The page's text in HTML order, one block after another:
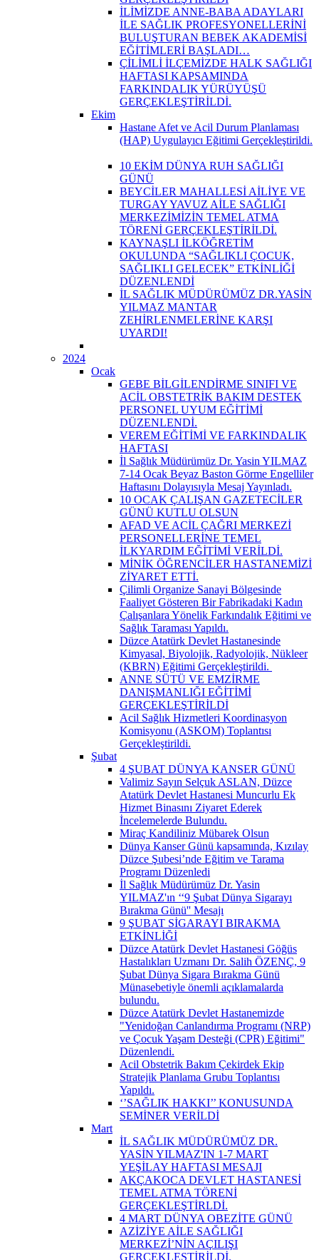
İLİMİZDE ANNE-BABA ADAYLARI
İLE SAĞLIK PROFESYONELLERİNİ
BULUŞTURAN BEBEK AKADEMİSİ
EĞİTİMLERİ BAŞLADI…
ÇİLİMLİ İLÇEMİZDE HALK SAĞLIĞI
HAFTASI KAPSAMINDA
FARKINDALIK YÜRÜYÜŞÜ
GERÇEKLEŞTİRİLDİ.
Ekim
Hastane Afet ve Acil Durum Planlaması
(HAP) Uygulayıcı Eğitimi Gerçekleştirildi.
10 EKİM DÜNYA RUH SAĞLIĞI
GÜNÜ
BEYCİLER MAHALLESİ AİLİYE VE
TURGAY YAVUZ AİLE SAĞLIĞI
MERKEZİMİZİN TEMEL ATMA
TÖRENİ GERÇEKLEŞTİRİLDİ.
KAYNAŞLI İLKÖĞRETİM
OKULUNDA “SAĞLIKLI ÇOCUK,
SAĞLIKLI GELECEK” ETKİNLİĞİ
DÜZENLENDİ
İL SAĞLIK MÜDÜRÜMÜZ DR.YASİN
YILMAZ MANTAR
ZEHİRLENMELERİNE KARŞI
UYARDI!
2024
Ocak
GEBE BİLGİLENDİRME SINIFI VE
ACİL OBSTETRİK BAKIM DESTEK
PERSONEL UYUM EĞİTİMİ
DÜZENLENDİ.
VEREM EĞİTİMİ VE FARKINDALIK
HAFTASI
İl Sağlık Müdürümüz Dr. Yasin YILMAZ
7-14 Ocak Beyaz Baston Görme Engelliler
Haftasını Dolayısıyla Mesaj Yayınladı.
10 OCAK ÇALIŞAN GAZETECİLER
GÜNÜ KUTLU OLSUN
AFAD VE ACİL ÇAĞRI MERKEZİ
PERSONELLERİNE TEMEL
İLKYARDIM EĞİTİMİ VERİLDİ.
MİNİK ÖĞRENCİLER HASTANEMİZİ
ZİYARET ETTİ.
Çilimli Organize Sanayi Bölgesinde
Faaliyet Gösteren Bir Fabrikadaki Kadın
Çalışanlara Yönelik Farkındalık Eğitimi ve
Sağlık Taraması Yapıldı.
Düzce Atatürk Devlet Hastanesinde
Kimyasal, Biyolojik, Radyolojik, Nükleer
(KBRN) Eğitimi Gerçekleştirildi. ​
ANNE SÜTÜ VE EMZİRME
DANIŞMANLIĞI EĞİTİMİ
GERÇEKLEŞTİRİLDİ
Acil Sağlık Hizmetleri Koordinasyon
Komisyonu (ASKOM) Toplantısı
Gerçekleştirildi.
Şubat
4 ŞUBAT DÜNYA KANSER GÜNÜ
Valimiz Sayın Selçuk ASLAN, Düzce
Atatürk Devlet Hastanesi Muncurlu Ek
Hizmet Binasını Ziyaret Ederek
İncelemelerde Bulundu.
Miraç Kandiliniz Mübarek Olsun
Dünya Kanser Günü kapsamında, Kızılay
Düzce Şubesi’nde Eğitim ve Tarama
Programı Düzenledi
İl Sağlık Müdürümüz Dr. Yasin
YILMAZ'ın ‘‘9 Şubat Dünya Sigarayı
Bırakma Günü'' Mesajı
9 ŞUBAT SİGARAYI BIRAKMA
ETKİNLİĞİ
Düzce Atatürk Devlet Hastanesi Göğüs
Hastalıkları Uzmanı Dr. Salih ÖZENÇ, 9
Şubat Dünya Sigara Bırakma Günü
Münasebetiyle önemli açıklamalarda
bulundu.
Düzce Atatürk Devlet Hastanemizde
"Yenidoğan Canlandırma Programı (NRP)
ve Çocuk Yaşam Desteği (CPR) Eğitimi"
Düzenlendi.
Acil Obstetrik Bakım Çekirdek Ekip
Stratejik Planlama Grubu Toplantısı
Yapıldı.
‘’SAĞLIK HAKKI’’ KONUSUNDA
SEMİNER VERİLDİ
Mart
İL SAĞLIK MÜDÜRÜMÜZ DR.
YASİN YILMAZ'IN 1-7 MART
YEŞİLAY HAFTASI MESAJI
AKÇAKOCA DEVLET HASTANESİ
TEMEL ATMA TÖRENİ
GERÇEKLEŞTİRLDİ.
4 MART DÜNYA OBEZİTE GÜNÜ
AZİZİYE AİLE SAĞLIĞI
MERKEZİ’NİN AÇILIŞI
GERÇEKLEŞTİRİLDİ.